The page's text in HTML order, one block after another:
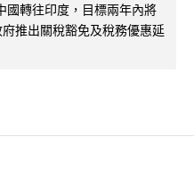
轉往印度，目標兩年內將
推出關稅豁免及稅務優惠延